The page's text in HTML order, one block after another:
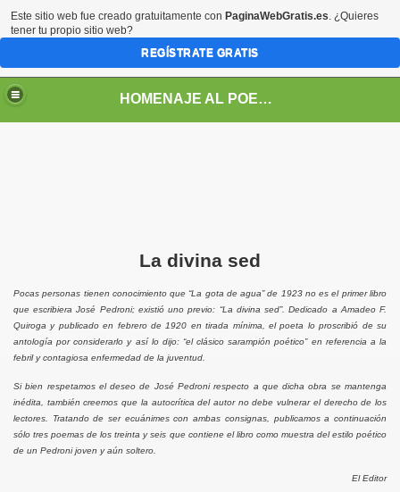
HOMENAJE AL POETA ARGENTINO JOSE PEDRONI
La divina sed
Pocas personas tienen conocimiento que “La gota de agua” de 1923 no es el primer libro
que escribiera José Pedroni; existió uno previo: “La divina sed”. Dedicado a Amadeo F.
Quiroga y publicado en febrero de 1920 en tirada mínima, el poeta lo proscribió de su
antología por considerarlo y así lo dijo: “el clásico sarampión poético” en referencia a la
febril y contagiosa enfermedad de la juventud.
Si bien respetamos el deseo de José Pedroni respecto a que dicha obra se mantenga
inédita, también creemos que la autocrítica del autor no debe vulnerar el derecho de los
lectores. Tratando de ser ecuánimes con ambas consignas, publicamos a continuación
sólo tres poemas de los treinta y seis que contiene el libro como muestra del estilo poético
de un Pedroni joven y aún soltero.
El Editor
PEDRONI
Este sitio web fue creado gratuitamente con PaginaWebGratis.es. ¿Quieres
tener tu propio sitio web?
REGÍSTRATE GRATIS